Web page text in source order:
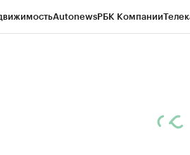
AutonewsРБК Компании